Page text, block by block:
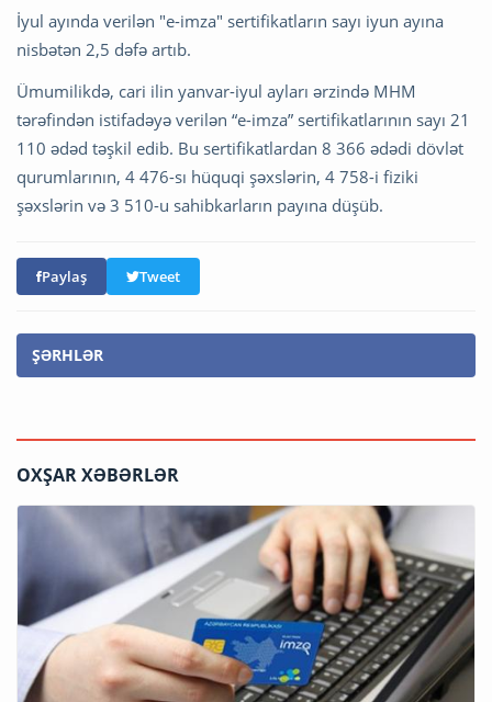
İyul ayında verilən "e-imza" sertifikatların sayı iyun ayına
nisbətən 2,5 dəfə artıb.
Ümumilikdə, cari ilin yanvar-iyul ayları ərzində MHM
tərəfindən istifadəyə verilən “e-imza” sertifikatlarının sayı 21
110 ədəd təşkil edib. Bu sertifikatlardan 8 366 ədədi dövlət
qurumlarının, 4 476-sı hüquqi şəxslərin, 4 758-i fiziki
şəxslərin və 3 510-u sahibkarların payına düşüb.
Paylaş Tweet
ŞƏRHLƏR
OXŞAR XƏBƏRLƏR